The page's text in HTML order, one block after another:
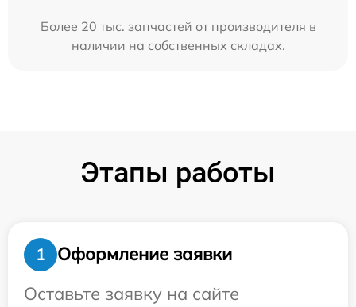
Более 20 тыс. запчастей от производителя в
наличии на собственных складах.
Этапы работы
1
Оформление заявки
Оставьте заявку на сайте